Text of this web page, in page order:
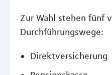
Zur Wahl stehen fünf
Durchführungswege:
Direktversicherung